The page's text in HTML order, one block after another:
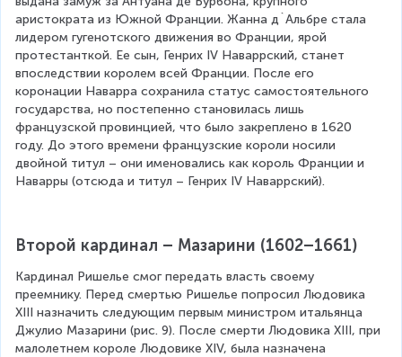
аристократа из Южной Франции. Жанна д`Альбре стала
лидером гугенотского движения во Франции, ярой
протестанткой. Ее сын, Генрих IV Наваррский, станет
впоследствии королем всей Франции. После его
коронации Наварра сохранила статус самостоятельного
государства, но постепенно становилась лишь
французской провинцией, что было закреплено в 1620
году. До этого времени французские короли носили
двойной титул – они именовались как король Франции и
Наварры (отсюда и титул – Генрих IV Наваррский).
Второй кардинал – Мазарини (1602–1661)
Кардинал Ришелье смог передать власть своему
преемнику. Перед смертью Ришелье попросил Людовика
XIII назначить следующим первым министром итальянца
Джулио Мазарини (рис. 9). После смерти Людовика XIII, при
малолетнем короле Людовике XIV, была назначена